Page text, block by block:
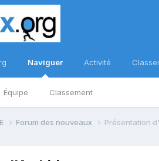
Naviguer
Équipe Classement
Activité
Forum des nouveaux Présentation